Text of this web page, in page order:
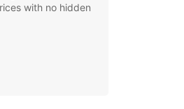
with no hidden